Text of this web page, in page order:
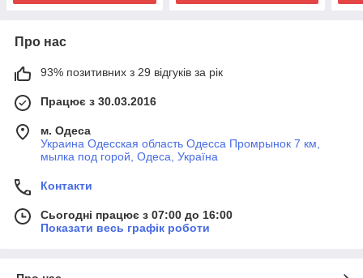
Про нас
93% позитивних з 29 відгуків за рік
Працює з 30.03.2016
м. Одеса
Украина Одесская область Одесса Промрынок 7 км,
мылка под горой, Одеса, Україна
Контакти
Сьогодні працює з 07:00 до 16:00
Показати весь графік роботи